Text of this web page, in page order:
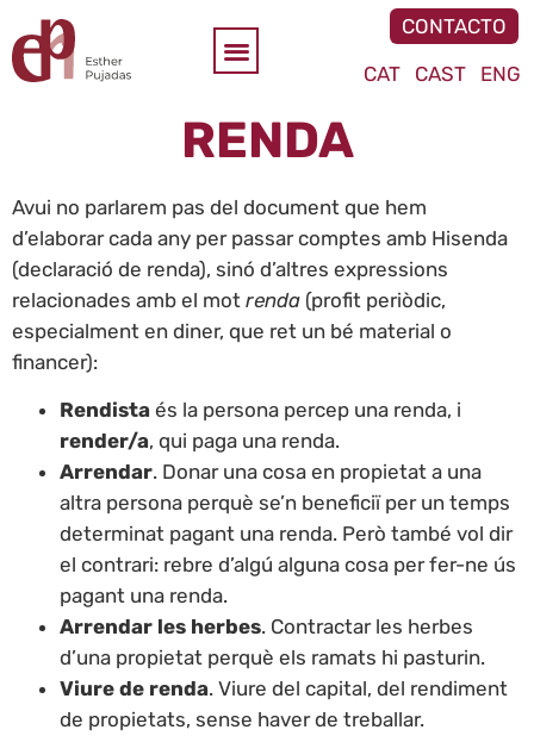
CONTACTO
CAT
CAST ENG
RENDA
Avui no parlarem pas del document que hem
d’elaborar cada any per passar comptes amb Hisenda
(declaració de renda), sinó d’altres expressions
relacionades amb el mot renda (profit periòdic,
especialment en diner, que ret un bé material o
financer):
Rendista és la persona percep una renda, i
render/a, qui paga una renda.
Arrendar. Donar una cosa en propietat a una
altra persona perquè se’n beneficiï per un temps
determinat pagant una renda. Però també vol dir
el contrari: rebre d’algú alguna cosa per fer-ne ús
pagant una renda.
Arrendar les herbes. Contractar les herbes
d’una propietat perquè els ramats hi pasturin.
Viure de renda. Viure del capital, del rendiment
de propietats, sense haver de treballar.